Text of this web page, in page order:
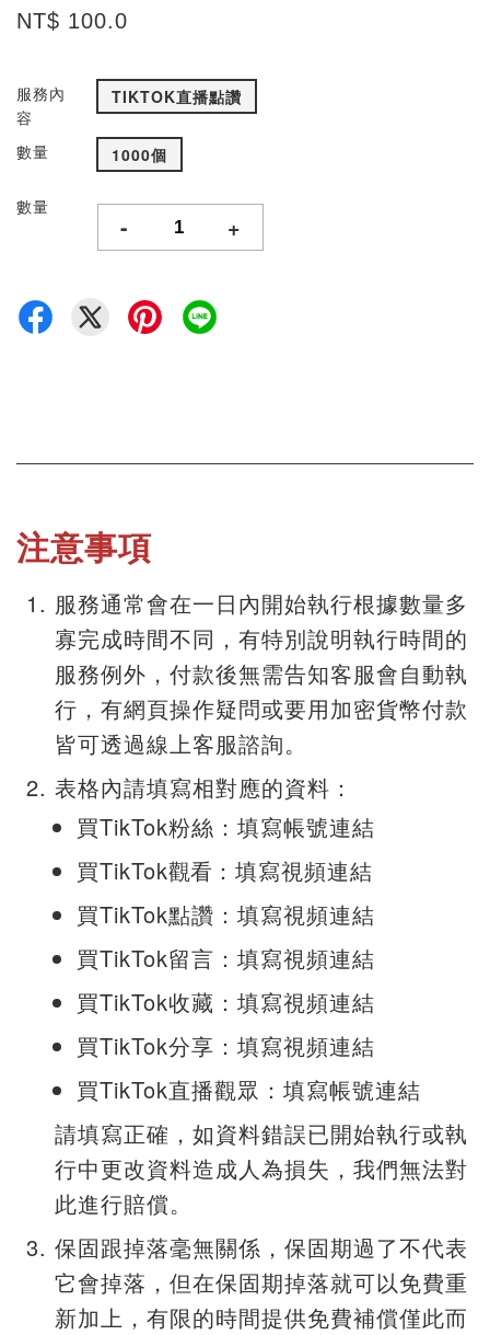
NT$ 100.0
服務內
容
TIKTOK直播點讚
數量 1000個
數量
- +
注意事項
服務通常會在一日內開始執行根據數量多
寡完成時間不同，有特別說明執行時間的
服務例外，付款後無需告知客服會自動執
行，有網頁操作疑問或要用加密貨幣付款
皆可透過線上客服諮詢。
表格內請填寫相對應的資料：
買TikTok粉絲：填寫帳號連結
買TikTok觀看 ：填寫視頻連結
買TikTok點讚：填寫視頻連結
買TikTok留言：填寫視頻連結
買TikTok收藏：填寫視頻連結
買TikTok分享：填寫視頻連結
買TikTok直播觀眾：填寫帳號連結
請填寫正確，如資料錯誤已開始執行或執
行中更改資料造成人為損失，我們無法對
此進行賠償。
保固跟掉落毫無關係，保固期過了不代表
它會掉落，但在保固期掉落就可以免費重
新加上，有限的時間提供免費補償僅此而